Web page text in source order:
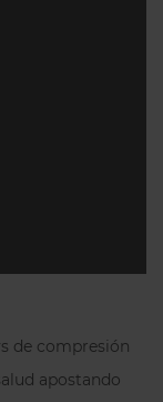
pieza
de compresión
apostando